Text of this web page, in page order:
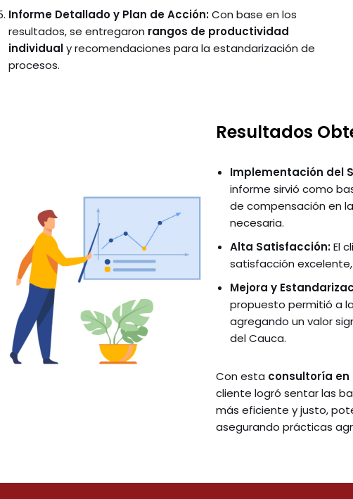
Informe Detallado y Plan de Acción:Con base en los
resultados, se entregaron rangos de productividad
individualy recomendaciones para la estandarización de
procesos.
Resultados
Implementación del
informe sirvió como
de compensación en
necesaria.
Alta Satisfacción:El
satisfacción
Mejora y
propuesto permitió a
agregando un valor
del Cauca.
Con esta consultoría
cliente logró sentar las
más eficiente y justo,
asegurando prácticas